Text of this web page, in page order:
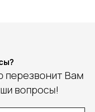
перезвонит Вам
вопросы!